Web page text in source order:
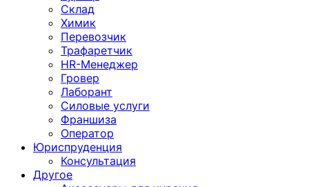
Склад
Химик
Перевозчик
Трафаретчик
HR-Менеджер
Гровер
Лаборант
Силовые услуги
Франшиза
Оператор
Юриспруденция
Консультация
Другoе